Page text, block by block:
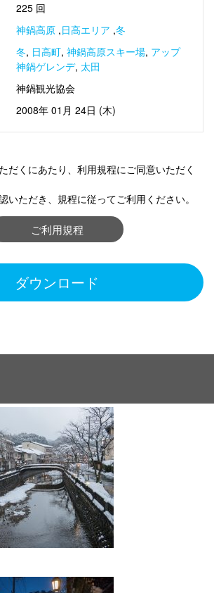
225 回
神鍋高原 ,日高エリア ,冬
冬, 日高町, 神鍋高原スキー場, アップ
神鍋ゲレンデ, 太田
神鍋観光協会
2008年 01月 24日 (木)
だくにあたり、利用規程にご同意いただく
いただき、規程に従ってご利用ください。
ご利用規程
ダウンロード